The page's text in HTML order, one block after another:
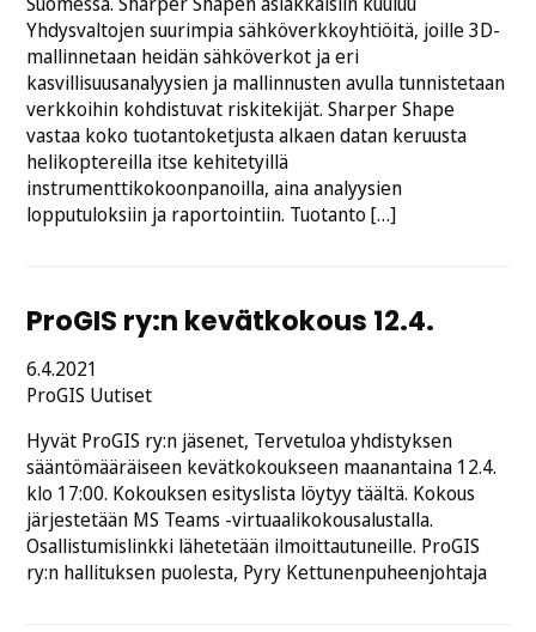
Yhdysvaltojen suurimpia sähköverkkoyhtiöitä, joille 3D-
mallinnetaan heidän sähköverkot ja eri
kasvillisuusanalyysien ja mallinnusten avulla tunnistetaan
verkkoihin kohdistuvat riskitekijät. Sharper Shape
vastaa koko tuotantoketjusta alkaen datan keruusta
helikoptereilla itse kehitetyillä
instrumenttikokoonpanoilla, aina analyysien
lopputuloksiin ja raportointiin. Tuotanto […]
ProGIS ry:n kevätkokous 12.4.
Julkaistu
6.4.2021
Kategoriat:
ProGIS Uutiset
Hyvät ProGIS ry:n jäsenet, Tervetuloa yhdistyksen
sääntömääräiseen kevätkokoukseen maanantaina 12.4.
klo 17:00. Kokouksen esityslista löytyy täältä. Kokous
järjestetään MS Teams -virtuaalikokousalustalla.
Osallistumislinkki lähetetään ilmoittautuneille. ProGIS
ry:n hallituksen puolesta, Pyry Kettunenpuheenjohtaja